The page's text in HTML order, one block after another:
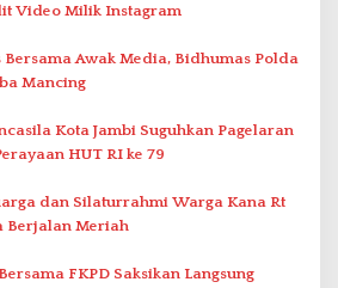
Video Milik Instagram
Bersama Awak Media, Bidhumas Polda
Mancing
Kota Jambi Suguhkan Pagelaran
HUT RI ke 79
dan Silaturrahmi Warga Kana Rt
Berjalan Meriah
FKPD Saksikan Langsung